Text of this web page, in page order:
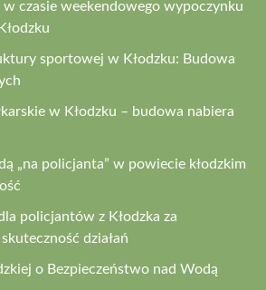
w czasie weekendowego wypoczynku
sportowej w Kłodzku: Budowa
w Kłodzku – budowa nabiera
„na policjanta” w powiecie kłodzkim
policjantów z Kłodzka za
działań
o Bezpieczeństwo nad Wodą